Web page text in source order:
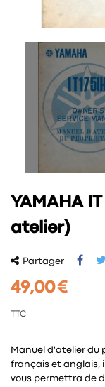
YAMAHA IT
atelier)
Partager
49,00 €
TTC
Manuel d'atelier du
français et anglais,
vous permettra de